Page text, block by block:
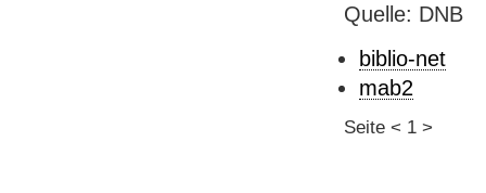
Quelle: DNB
biblio-net
mab2
Seite < 1 >